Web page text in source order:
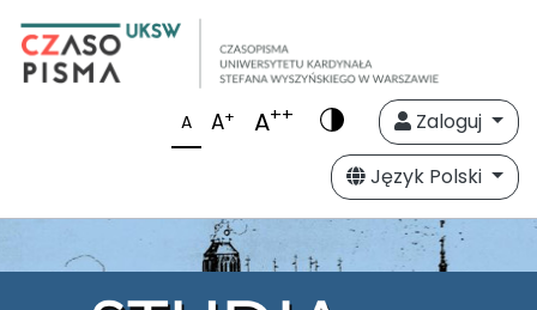
A A+ A++
Zaloguj
Język Polski